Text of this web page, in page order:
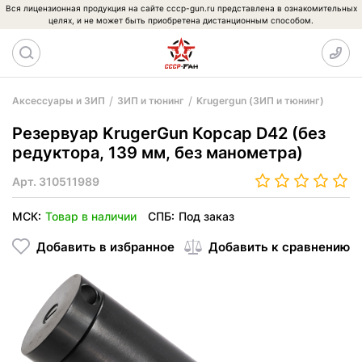
Вся лицензионная продукция на сайте cccp-gun.ru представлена в ознакомительных
целях, и не может быть приобретена дистанционным способом.
Аксессуары и ЗИП ЗИП и тюнинг Krugergun (ЗИП и тюнинг)
Резервуар KrugerGun Корсар D42 (без
редуктора, 139 мм, без манометра)
Арт. 310511989
МСК: Товар в наличии СПБ: Под заказ
Добавить в избранное Добавить к сравнению